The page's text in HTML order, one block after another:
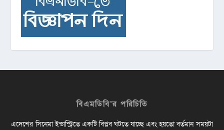
বিএমডিবি’র পরিচিতি
এদেশের সিনেমা ইন্ডাস্ট্রিতে একটি বিপ্লব ঘটতে যাচ্ছে এবং হয়তো বর্তমান সময়টা